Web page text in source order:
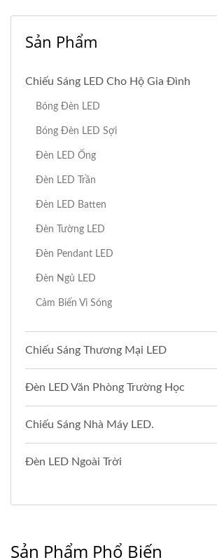
Sản Phẩm
Chiếu Sáng LED Cho Hộ Gia Đình
Bóng Đèn LED
Bóng Đèn LED Sợi
Đèn LED Ống
Đèn LED Trần
Đèn LED Batten
Đèn Tường LED
Đèn Pendant LED
Đèn Ngủ LED
Cảm Biến Vi Sóng
Chiếu Sáng Thương Mại LED
Đèn LED Văn Phòng Trường Học
Chiếu Sáng Nhà Máy LED.
Đèn LED Ngoài Trời
Sản Phẩm Phổ Biến